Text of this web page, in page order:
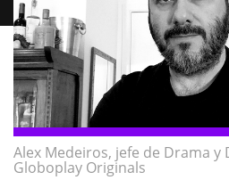
Alex Medeiros, jefe de Drama y
Globoplay Originals